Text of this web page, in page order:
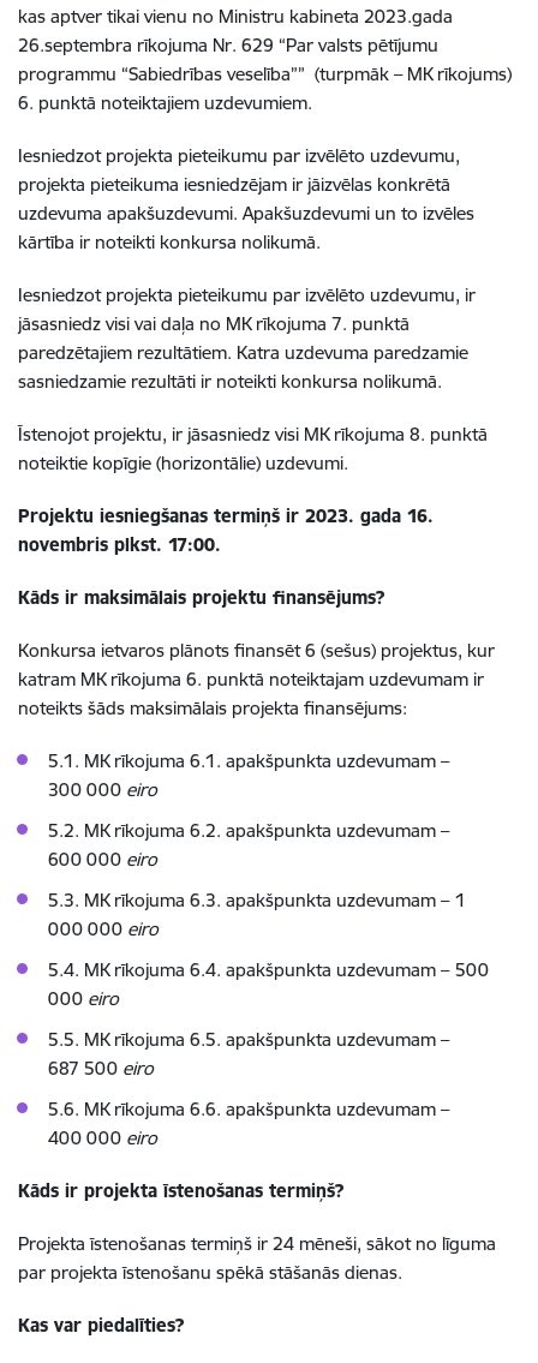
kas aptver tikai vienu no Ministru kabineta 2023.gada
26.septembra rīkojuma Nr. 629 “Par valsts pētījumu
programmu “Sabiedrības veselība”” (turpmāk – MK rīkojums)
6. punktā noteiktajiem uzdevumiem.
Iesniedzot projekta pieteikumu par izvēlēto uzdevumu,
projekta pieteikuma iesniedzējam ir jāizvēlas konkrētā
uzdevuma apakšuzdevumi. Apakšuzdevumi un to izvēles
kārtība ir noteikti konkursa nolikumā.
Iesniedzot projekta pieteikumu par izvēlēto uzdevumu, ir
jāsasniedz visi vai daļa no MK rīkojuma 7. punktā
paredzētajiem rezultātiem. Katra uzdevuma paredzamie
sasniedzamie rezultāti ir noteikti konkursa nolikumā.
Īstenojot projektu, ir jāsasniedz visi MK rīkojuma 8. punktā
noteiktie kopīgie (horizontālie) uzdevumi.
Projektu iesniegšanas termiņš ir 2023. gada 16.
novembris plkst. 17:00.
Kāds ir maksimālais projektu finansējums?
Konkursa ietvaros plānots finansēt 6 (sešus) projektus, kur
katram MK rīkojuma 6. punktā noteiktajam uzdevumam ir
noteikts šāds maksimālais projekta finansējums:
5.1. MK rīkojuma 6.1. apakšpunkta uzdevumam –
300 000 eiro
5.2. MK rīkojuma 6.2. apakšpunkta uzdevumam –
600 000 eiro
5.3. MK rīkojuma 6.3. apakšpunkta uzdevumam – 1
000 000 eiro
5.4. MK rīkojuma 6.4. apakšpunkta uzdevumam – 500
000 eiro
5.5. MK rīkojuma 6.5. apakšpunkta uzdevumam –
687 500 eiro
5.6. MK rīkojuma 6.6. apakšpunkta uzdevumam –
400 000 eiro
Kāds ir projekta īstenošanas termiņš?
Projekta īstenošanas termiņš ir 24 mēneši, sākot no līguma
par projekta īstenošanu spēkā stāšanās dienas.
Kas var piedalīties?